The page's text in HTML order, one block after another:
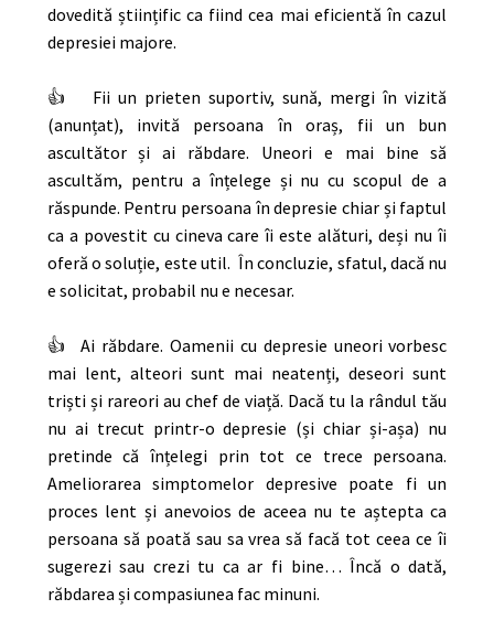
dovedită științific ca fiind cea mai eficientă în cazul
depresiei majore.
👍 Fii un prieten suportiv, sună, mergi în vizită
(anunțat), invită persoana în oraș, fii un bun
ascultător și ai răbdare. Uneori e mai bine să
ascultăm, pentru a înțelege și nu cu scopul de a
răspunde. Pentru persoana în depresie chiar și faptul
ca a povestit cu cineva care îi este alături, deși nu îi
oferă o soluție, este util. În concluzie, sfatul, dacă nu
e solicitat, probabil nu e necesar.
👍 Ai răbdare. Oamenii cu depresie uneori vorbesc
mai lent, alteori sunt mai neatenți, deseori sunt
triști și rareori au chef de viață. Dacă tu la rândul tău
nu ai trecut printr-o depresie (și chiar și-așa) nu
pretinde că înțelegi prin tot ce trece persoana.
Ameliorarea simptomelor depresive poate fi un
proces lent și anevoios de aceea nu te aștepta ca
persoana să poată sau sa vrea să facă tot ceea ce îi
sugerezi sau crezi tu ca ar fi bine… Încă o dată,
răbdarea și compasiunea fac minuni.